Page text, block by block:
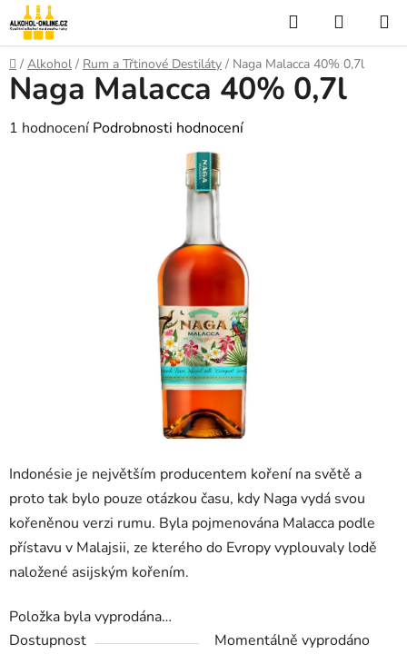
Přejít
na
obsah
Hledat
KOŠÍK
Domů
/ Alkohol / Rum a Třtinové Destiláty / Naga Malacca 40% 0,7l
Indonésie je největším producentem koření na světě a
proto tak bylo pouze otázkou času, kdy Naga vydá svou
kořeněnou verzi rumu. Byla pojmenována Malacca podle
přístavu v Malajsii, ze kterého do Evropy vyplouvaly lodě
naložené asijským kořením.
Položka byla vyprodána…
Dostupnost
Momentálně vyprodáno
Naga Malacca 40% 0,7l
Průměrné
1 hodnocení Podrobnosti hodnocení